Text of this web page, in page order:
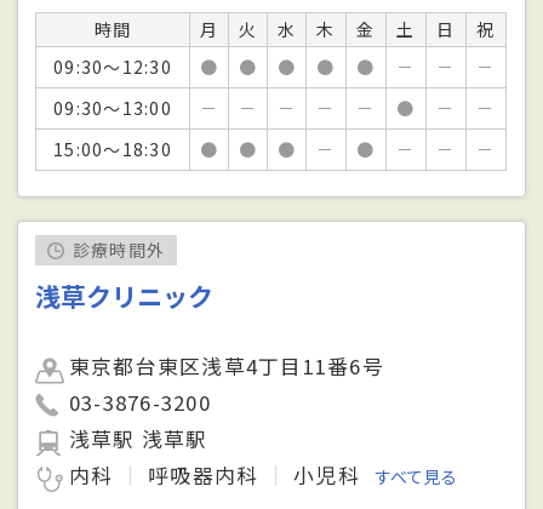
時間 月 火 水 木 金 土 日
祝
09:30～12:30
● ● ● ● ● － －
－
09:30～13:00
－ － － － － ● －
－
15:00～18:30
● ● ● － ● － － －
診療時間外
浅草クリニック
東京都台東区浅草4丁目11番6号
03-3876-3200
浅草駅 浅草駅
内科
呼吸器内科 小児科 すべて見る